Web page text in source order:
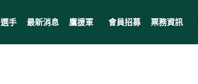
選手 最新消息 鷹援軍 會員招募 票務資訊